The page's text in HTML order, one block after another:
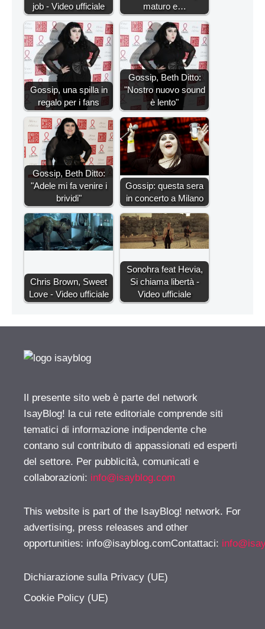
job - Video ufficiale
maturo e…
Gossip, una spilla in
regalo per i fans
Gossip, Beth Ditto:
"Nostro nuovo sound
è lento"
Gossip, Beth Ditto:
"Adele mi fa venire i
brividi"
Gossip: questa sera
in concerto a Milano
Chris Brown, Sweet
Love - Video ufficiale
Sonohra feat Hevia,
Si chiama libertà -
Video ufficiale
Il presente sito web è parte del network
IsayBlog! la cui rete editoriale comprende siti
tematici di informazione indipendente che
contano sul contributo di appassionati ed esperti
del settore. Per pubblicità, comunicati e
collaborazioni: info@isayblog.com
This website is part of the IsayBlog! network. For
advertising, press releases and other
opportunities: info@isayblog.comContattaci:
Dichiarazione sulla Privacy (UE)
Cookie Policy (UE)